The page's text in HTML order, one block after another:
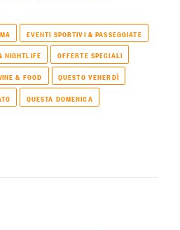
EVENTI SPORTIVI & PASSEGGIATE
NIGHTLIFE
OFFERTE SPECIALI
& FOOD
QUESTO VENERDÌ
QUESTA DOMENICA